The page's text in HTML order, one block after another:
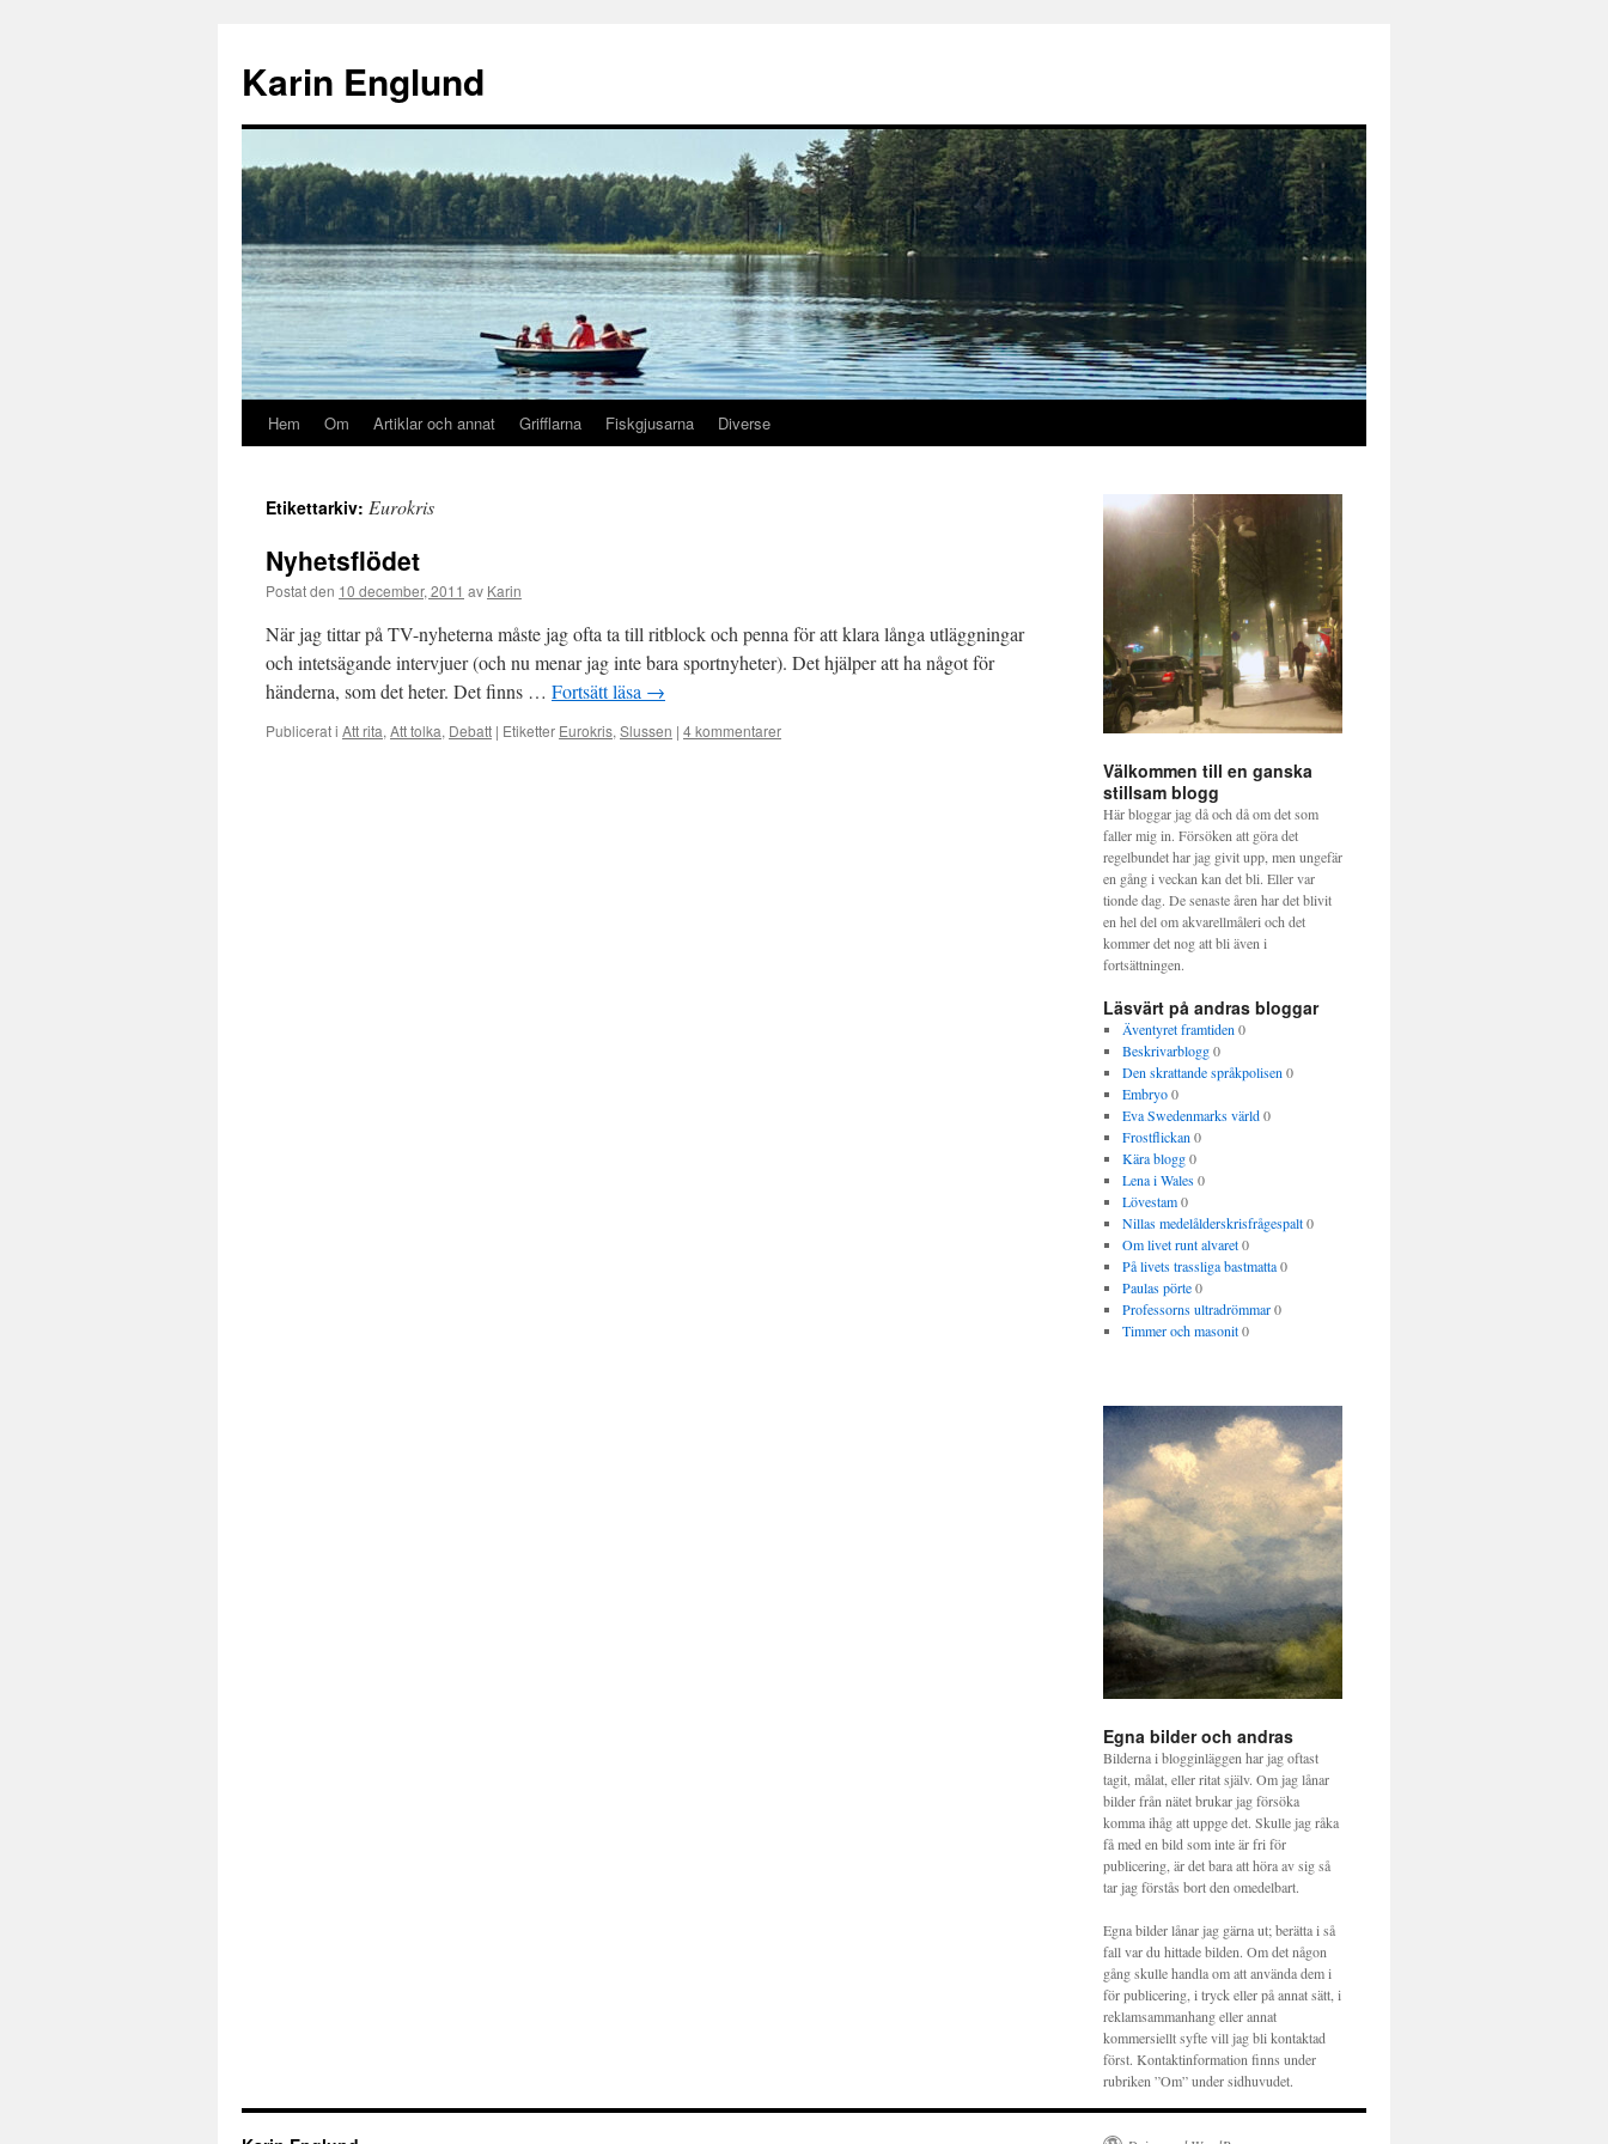
innehåll
Karin Englund
Hem Om Artiklar och annat Grifflarna Fiskgjusarna Diverse
Etikettarkiv: Eurokris
Nyhetsflödet
Postat den 10 december, 2011 av Karin
När jag tittar på TV-nyheterna måste jag ofta ta till ritblock och penna för att klara långa utläggningar
och intetsägande intervjuer (och nu menar jag inte bara sportnyheter). Det hjälper att ha något för
händerna, som det heter. Det finns … Fortsätt läsa →
Publicerat i Att rita, Att tolka, Debatt | Etiketter Eurokris, Slussen | 4 kommentarer
Välkommen till en ganska
stillsam blogg
Här bloggar jag då och då om det som
faller mig in. Försöken att göra det
regelbundet har jag givit upp, men ungefär
en gång i veckan kan det bli. Eller var
tionde dag. De senaste åren har det blivit
en hel del om akvarellmåleri och det
kommer det nog att bli även i
fortsättningen.
Läsvärt på andras bloggar
Äventyret framtiden 0
Beskrivarblogg0
Den skrattande språkpolisen 0
Embryo0
Eva Swedenmarks värld0
Frostflickan 0
Kära blogg0
Lena i Wales0
Lövestam0
Nillas medelålderskrisfrågespalt0
Om livet runt alvaret0
På livets trassliga bastmatta0
Paulas pörte0
Professorns ultradrömmar0
Timmer och masonit0
Egna bilder och andras
Bilderna i blogginläggen har jag oftast
tagit, målat, eller ritat själv. Om jag lånar
bilder från nätet brukar jag försöka
komma ihåg att uppge det. Skulle jag råka
få med en bild som inte är fri för
publicering, är det bara att höra av sig så
tar jag förstås bort den omedelbart.
Egna bilder lånar jag gärna ut; berätta i så
fall var du hittade bilden. Om det någon
gång skulle handla om att använda dem i
för publicering, i tryck eller på annat sätt, i
reklamsammanhang eller annat
kommersiellt syfte vill jag bli kontaktad
först. Kontaktinformation finns under
rubriken ”Om” under sidhuvudet.